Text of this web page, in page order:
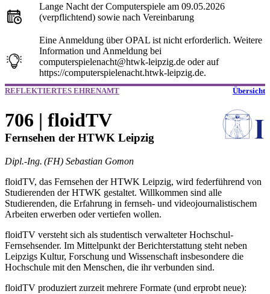
Lange Nacht der Computerspiele am 09.05.2026
(verpflichtend) sowie nach Vereinbarung
Eine Anmeldung über OPAL ist nicht erforderlich. Weitere
Information und Anmeldung bei
computerspielenacht@htwk-leipzig.de oder auf
https://computerspielenacht.htwk-leipzig.de.
REFLEKTIERTES EHRENAMT Übersicht
706 | floidTV
Fernsehen der HTWK Leipzig
Dipl.-Ing. (FH) Sebastian Gomon
floidTV, das Fernsehen der HTWK Leipzig, wird federführend von
Studierenden der HTWK gestaltet. Willkommen sind alle
Studierenden, die Erfahrung in fernseh- und videojournalistischem
Arbeiten erwerben oder vertiefen wollen.
floidTV versteht sich als studentisch verwalteter Hochschul-
Fernsehsender. Im Mittelpunkt der Berichterstattung steht neben
Leipzigs Kultur, Forschung und Wissenschaft insbesondere die
Hochschule mit den Menschen, die ihr verbunden sind.
floidTV produziert zurzeit mehrere Formate (und erprobt neue):